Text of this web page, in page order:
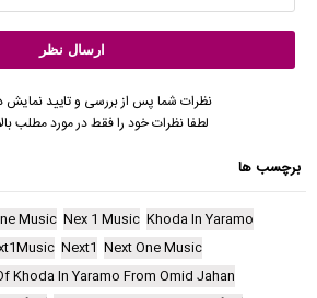
نظرات شما پس از بررسی و تایید نمایش
لطفا نظرات خود را فقط در مورد مطلب
برچسب ها
Khoda In Yaramo
Nex 1 Music
Music
Next One Music
Next1
Khoda In Yaramo From Omid Jahan